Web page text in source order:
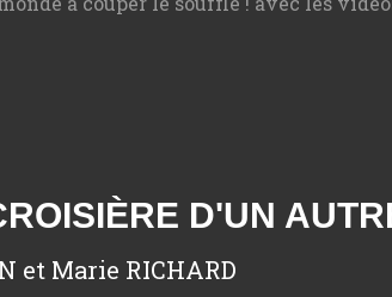
et Marie RICHARD